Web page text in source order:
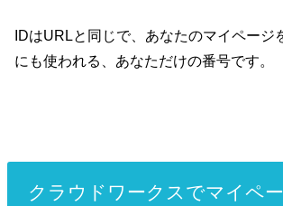
IDはURLと同じで、あなたのマイページ
にも使われる、あなただけの番号です。
クラウドワークスでマイペ